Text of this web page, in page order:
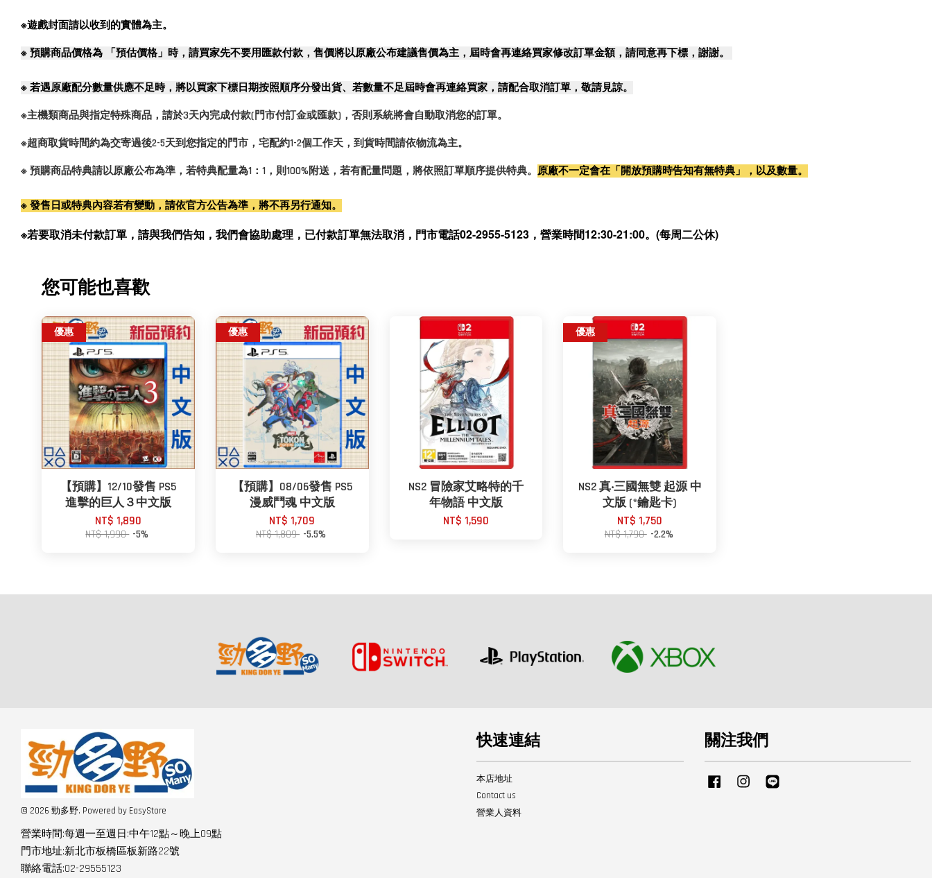
※遊戲封面請以收到的實體為主。
※ 預購商品價格為 「預估價格」時，請買家先不要用匯款付款，售價將以原廠公布建議售價為主，屆時會再連絡買家修改訂單金額，請同意再下標，謝謝。
※ 若遇原廠配分數量供應不足時，將以買家下標日期按照順序分發出貨、若數量不足屆時會再連絡買家，請配合取消訂單，敬請見諒。
※主機類商品與指定特殊商品，請於3天內完成付款(門市付訂金或匯款)，否則系統將會自動取消您的訂單。
※超商取貨時間約為交寄過後2-5天到您指定的門市，宅配約1-2個工作天，到貨時間請依物流為主。
※ 預購商品特典請以原廠公布為準，若特典配量為1：1，則100%附送，若有配量問題，將依照訂單順序提供特典。 原廠不一定會在「開放預購時告知有無特典」，以及數量。
※ 發售日或特典內容若有變動，請依官方公告為準，將不再另行通知。
※若要取消未付款訂單，請與我們告知，我們會協助處理，已付款訂單無法取消，門市電話02-2955-5123，營業時間12:30-21:00。(每周二公休)
您可能也喜歡
優惠
【預購】12/10發售 PS5
進擊的巨人３中文版
NT$ 1,890
NT$ 1,990 -5%
優惠
【預購】08/06發售 PS5
漫威鬥魂 中文版
NT$ 1,709
NT$ 1,809 -5.5%
NS2 冒險家艾略特的千
年物語 中文版
NT$ 1,590
優惠
NS2 真‧三國無雙 起源 中
文版 (*鑰匙卡)
NT$ 1,750
NT$ 1,790 -2.2%
© 2026 勁多野. Powered by EasyStore
快速連結
本店地址
Contact us
營業人資料
關注我們
Facebook Instagram
營業時間:每週一至週日:中午12點～晚上09點
門市地址:新北市板橋區板新路22號
聯絡電話:02-29555123